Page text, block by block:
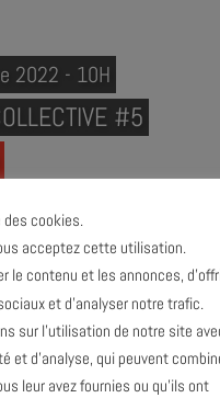
2022 - 10H
#5
des cookies.
acceptez cette utilisation.
le contenu et les annonces,
et d’analyser notre trafic.
sur l’utilisation de notre site
et d’analyse, qui peuvent
leur avez fournies ou qu’ils ont